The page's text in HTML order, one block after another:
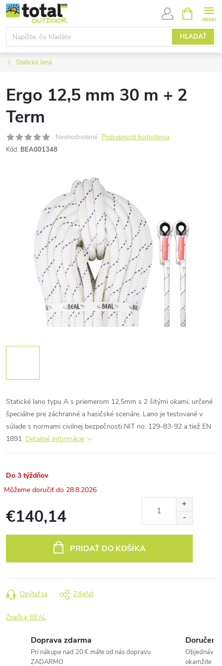
Prejsť
na
obsah
HĽADAŤ
KOŠÍK
Statické laná
Ergo 12,5 mm 30 m + 2
Term
Neohodnotené Podrobnosti hodnotenia
Kód: BEA001348
Statické lano typu A s priemerom 12,5mm s 2 šitými okami, určené
špeciálne pre záchranné a hasičské scenáre. Lano je testované v
súlade s normami civilnej bezpečnosti NIT no. 129-83-92 a tiež EN
1891. Detailné informácie
Do 3 týždňov
28.8.2026
€140,14
PRIDAŤ DO KOŠÍKA
Opýtať sa Zdieľať
Značka: BEAL
Doprava zdarma
Pri nákupe nad 20 € máte od nás dopravu
ZADARMO
okamžite